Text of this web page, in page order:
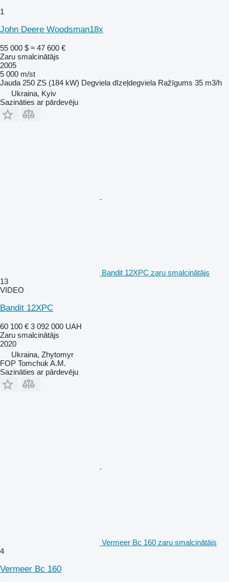
1
John Deere Woodsman18x
55 000 $ ≈ 47 600 €
Zaru smalcinātājs
2005
5 000 m/st
Jauda 250 ZS (184 kW) Degviela dīzeļdegviela Ražīgums 35 m3/h
Ukraina, Kyiv
Sazināties ar pārdevēju
Bandit 12XPC zaru smalcinātājs
13
VIDEO
Bandit 12XPC
60 100 € 3 092 000 UAH
Zaru smalcinātājs
2020
Ukraina, Zhytomyr
FOP Tomchuk A.M.
Sazināties ar pārdevēju
Vermeer Bc 160 zaru smalcinātājs
4
Vermeer Bc 160